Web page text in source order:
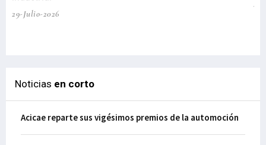
29-Julio-2026
Noticias en corto
Acicae reparte sus vigésimos premios de la automoción